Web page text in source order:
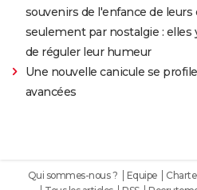
souvenirs de l'enfance de
seulement par nostalgie :
de réguler leur humeur
Une nouvelle canicule se
avancées
Qui sommes-nous ? Equipe